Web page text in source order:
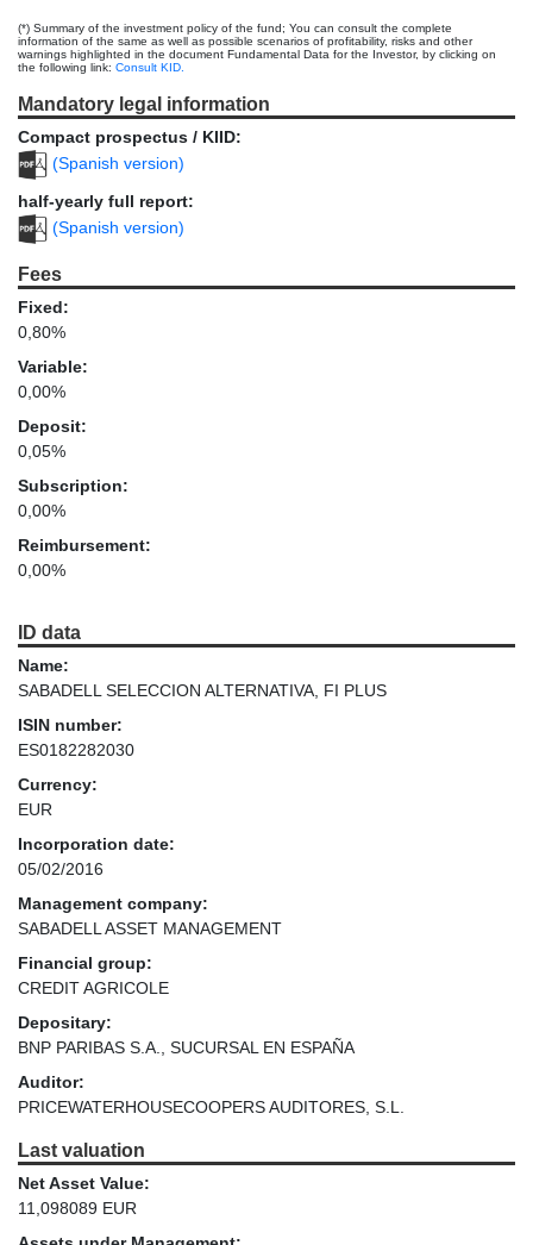
(*) Summary of the investment policy of the fund; You can consult the complete
information of the same as well as possible scenarios of profitability, risks and other
warnings highlighted in the document Fundamental Data for the Investor, by clicking on
the following link: Consult KID.
Mandatory legal information
Compact prospectus / KIID:
(Spanish version)
half-yearly full report:
(Spanish version)
Fees
Fixed:
0,80%
Variable:
0,00%
Deposit:
0,05%
Subscription:
0,00%
Reimbursement:
0,00%
ID data
Name:
SABADELL SELECCION ALTERNATIVA, FI PLUS
ISIN number:
ES0182282030
Currency:
EUR
Incorporation date:
05/02/2016
Management company:
SABADELL ASSET MANAGEMENT
Financial group:
CREDIT AGRICOLE
Depositary:
BNP PARIBAS S.A., SUCURSAL EN ESPAÑA
Auditor:
PRICEWATERHOUSECOOPERS AUDITORES, S.L.
Last valuation
Net Asset Value:
11,098089 EUR